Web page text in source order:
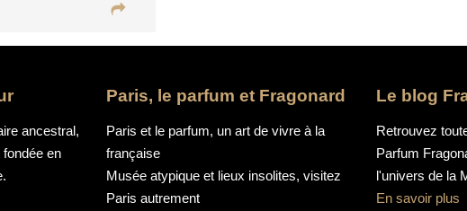
l’impulsion de ses
ancestral,
en
Paris, le parfum et Fragonard
Paris et le parfum, un art de vivre à la
française
Musée atypique et lieux insolites, visitez
Paris autrement
Le blog
Retrouvez
Parfum
l'univers de la
En savoir plus